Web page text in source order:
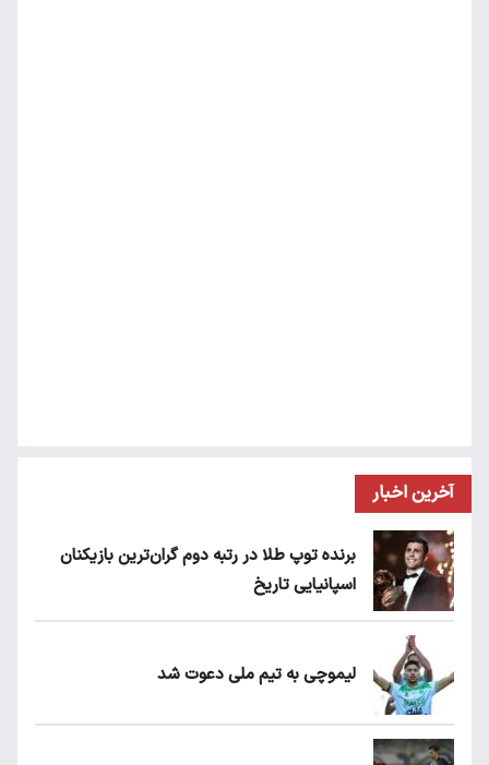
آخرین اخبار
برنده توپ طلا در رتبه دوم گران‌ترین بازیکنان
اسپانیایی تاریخ
لیموچی به تیم ملی دعوت شد